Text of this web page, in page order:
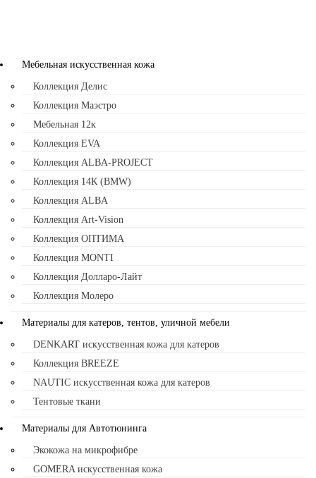
Мебельная искусственная кожа
Коллекция Делис
Коллекция Маэстро
Мебельная 12к
Коллекция EVA
Коллекция ALBA-PROJECT
Коллекция 14К (BMW)
Коллекция ALBA
Коллекция Art-Vision
Коллекция ОПТИМА
Коллекция MONTI
Коллекция Долларо-Лайт
Коллекция Молеро
Материалы для катеров, тентов, уличной мебели
DENKART искусственная кожа для катеров
Коллекция BREEZE
NAUTIC искусственная кожа для катеров
Тентовые ткани
Материалы для Автотюнинга
Экокожа на микрофибре
GOMERA искусственная кожа